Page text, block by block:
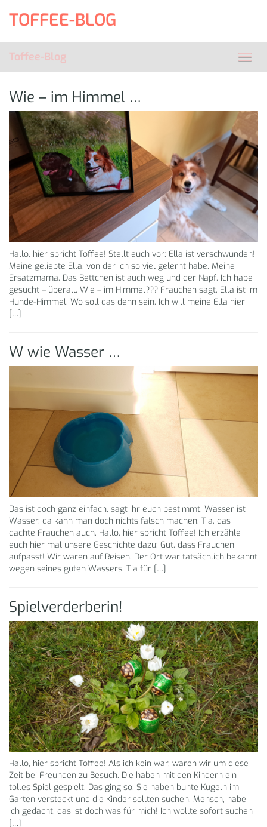
main
content
TOFFEE-BLOG
Toffee-Blog
Wie – im Himmel …
Hallo, hier spricht Toffee! Stellt euch vor: Ella ist verschwunden!
Meine geliebte Ella, von der ich so viel gelernt habe. Meine
Ersatzmama. Das Bettchen ist auch weg und der Napf. Ich habe
gesucht – überall. Wie – im Himmel??? Frauchen sagt, Ella ist im
Hunde-Himmel. Wo soll das denn sein. Ich will meine Ella hier
[…]
W wie Wasser …
Das ist doch ganz einfach, sagt ihr euch bestimmt. Wasser ist
Wasser, da kann man doch nichts falsch machen. Tja, das
dachte Frauchen auch. Hallo, hier spricht Toffee! Ich erzähle
euch hier mal unsere Geschichte dazu: Gut, dass Frauchen
aufpasst! Wir waren auf Reisen. Der Ort war tatsächlich bekannt
wegen seines guten Wassers. Tja für […]
Spielverderberin!
Hallo, hier spricht Toffee! Als ich kein war, waren wir um diese
Zeit bei Freunden zu Besuch. Die haben mit den Kindern ein
tolles Spiel gespielt. Das ging so: Sie haben bunte Kugeln im
Garten versteckt und die Kinder sollten suchen. Mensch, habe
ich gedacht, das ist doch was für mich! Ich wollte sofort suchen
[…]